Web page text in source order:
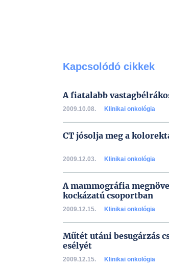
Kapcsolódó cikkek
A fiatalabb
2009.10.08. Klinikai onkológia
CT jósolja meg a
2009.12.03. Klinikai onkológia
A mammográfia
kockázatú csoportban
2009.12.15. Klinikai onkológia
Műtét utáni besugárzás
esélyét
2009.12.15. Klinikai onkológia